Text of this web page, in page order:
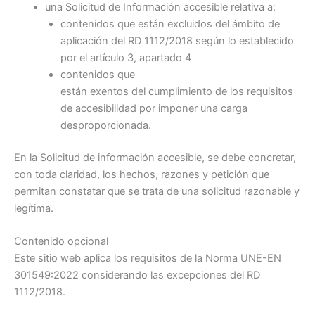
una Solicitud de Información accesible relativa a:
contenidos que están excluidos del ámbito de
aplicación del RD 1112/2018 según lo establecido
por el artículo 3, apartado 4
contenidos que
están exentos del cumplimiento de los requisitos
de accesibilidad por imponer una carga
desproporcionada.
En la Solicitud de información accesible, se debe concretar,
con toda claridad, los hechos, razones y petición que
permitan constatar que se trata de una solicitud razonable y
legítima.
Contenido opcional
Este sitio web aplica los requisitos de la Norma UNE-EN
301549:2022 considerando las excepciones del RD
1112/2018.